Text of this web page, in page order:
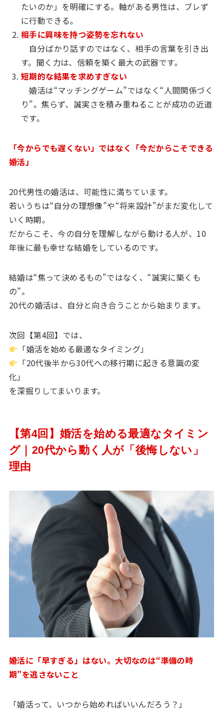
たいのか」を明確にする。軸がある男性は、ブレず
に行動できる。
相手に興味を持つ姿勢を忘れない
自分ばかり話すのではなく、相手の言葉を引き出
す。聞く力は、信頼を築く最大の武器です。
短期的な結果を求めすぎない
婚活は“マッチングゲーム”ではなく“人間関係づく
り”。焦らず、誠実さを積み重ねることが成功の近道
です。
「今からでも遅くない」ではなく「今だからこそできる
婚活」
20代男性の婚活は、可能性に満ちています。
若いうちは“自分の理想像”や“将来設計”がまだ変化して
いく時期。
だからこそ、今の自分を理解しながら動ける人が、10
年後に最も幸せな結婚をしているのです。
結婚は“焦って決めるもの”ではなく、“誠実に築くも
の”。
20代の婚活は、自分と向き合うことから始まります。
次回【第4回】では、
「婚活を始める最適なタイミング」
「20代後半から30代への移行期に起きる意識の変
化」
を深掘りしてまいります。
【第4回】婚活を始める最適なタイミン
グ｜20代から動く人が「後悔しない」
理由
婚活に「早すぎる」はない。大切なのは“準備の時
期”を逃さないこと
「婚活って、いつから始めればいいんだろう？」